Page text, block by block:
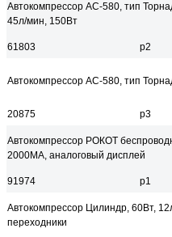
Автокомпрессор АС-580, тип
45л/мин, 150Вт
61803 р2
Автокомпрессор АС-580, тип
20875 р3
Автокомпрессор РОКОТ
2000МА, аналоговый дисплей
91974 р1
Автокомпрессор Цилиндр, 60Вт,
переходники